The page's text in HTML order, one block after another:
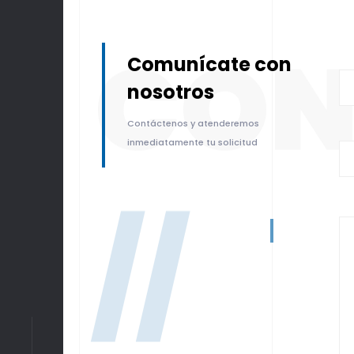
//
Comunícate con
nosotros
Contáctenos y atenderemos
inmediatamente tu solicitud